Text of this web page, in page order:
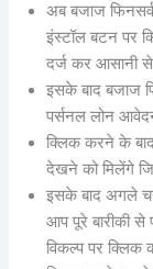
अब बजाज
इंस्टॉल बटन पर
दर्ज कर आसानी
इसके बाद बजाज
पर्सनल लोन
क्लिक करने के बाद
देखने को मिलेंगे
इसके बाद अगले
आप पूरे बारीकी
विकल्प पर क्लिक